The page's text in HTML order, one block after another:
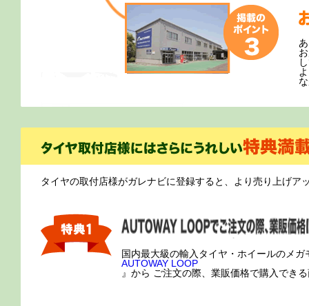
タイヤの取付店様がガレナビに登録すると、より売り上げア
国内最大級の輸入タイヤ・ホイールのメガ
AUTOWAY LOOP
』から ご注文の際、業販価格で購入でき